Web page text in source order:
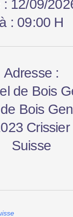
: 12/09/
à : 09:00 H
Adresse :
de Bois
Bois
Crissier
Suisse